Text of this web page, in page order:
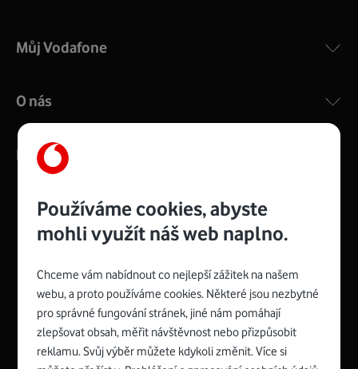
Spojte se s Vodafonem
Facebook
X
InstagramYoutubeVodafoneLinkedIn
Můj Vodafone
O nás
Kontakty
Management
consultancy
Recruitment
logo
Top
roku
Platinové
EcoVadis
Buy
Award
má
zelenou
Používáme cookies, abyste
mohli využít náš web naplno.
Chceme vám nabídnout co nejlepší zážitek na našem
webu, a proto používáme cookies. Některé jsou nezbytné
pro správné fungování stránek, jiné nám pomáhají
zlepšovat obsah, měřit návštěvnost nebo přizpůsobit
reklamu. Svůj výběr můžete kdykoli změnit. Více si